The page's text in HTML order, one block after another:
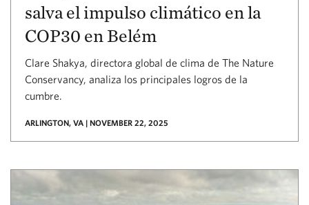
salva el impulso climático en la
COP30 en Belém
Clare Shakya, directora global de clima de The Nature
Conservancy, analiza los principales logros de la
cumbre.
ARLINGTON, VA | NOVEMBER 22, 2025